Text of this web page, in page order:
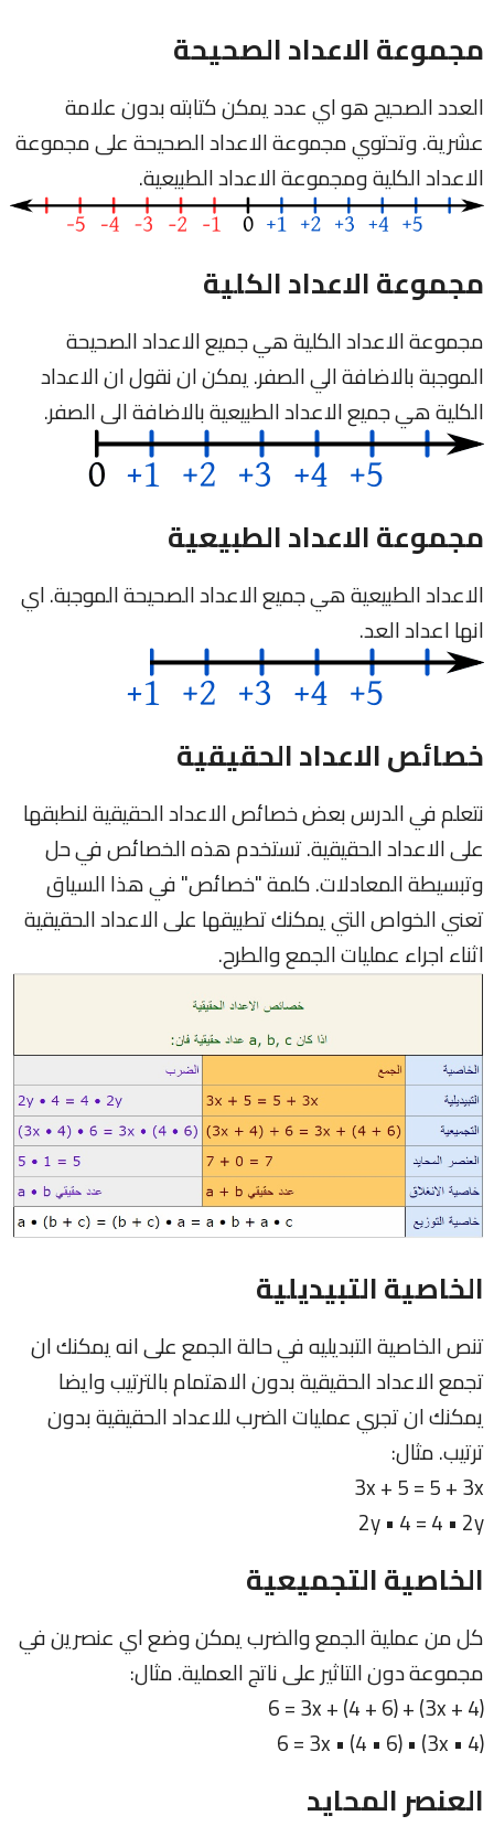
مجموعة الاعداد الصحيحة
العدد الصحيح هو اي عدد يمكن كتابته بدون علامة
عشرية. وتحتوي مجموعة الاعداد الصحيحة على مجموعة
الاعداد الكلية ومجموعة الاعداد الطبيعية.
مجموعة الاعداد الكلية
مجموعة الاعداد الكلية هي جميع الاعداد الصحيحة
الموجبة بالاضافة الي الصفر. يمكن ان نقول ان الاعداد
الكلية هي جميع الاعداد الطبيعية بالاضافة الى الصفر.
مجموعة الاعداد الطبيعية
الاعداد الطبيعية هي جميع الاعداد الصحيحة الموجبة. اي
انها اعداد العد.
خصائص الاعداد الحقيقية
نتعلم في الدرس بعض خصائص الاعداد الحقيقية لنطبقها
على الاعداد الحقيقية. تستخدم هذه الخصائص في حل
وتبسيطة المعادلات. كلمة "خصائص" في هذا السياق
تعني الخواص التي يمكنك تطبيقها على الاعداد الحقيقية
اثناء اجراء عمليات الجمع والطرح.
الخاصية التبيديلية
تنص الخاصية التبديليه في حالة الجمع على انه يمكنك ان
تجمع الاعداد الحقيقية بدون الاهتمام بالترتيب وايضا
يمكنك ان تجري عمليات الضرب للاعداد الحقيقية بدون
ترتيب. مثال:
3x + 5 = 5 + 3x
2y • 4 = 4 • 2y
الخاصية التجميعية
كل من عملية الجمع والضرب يمكن وضع اي عنصرين في
مجموعة دون التاثير على ناتج العملية. مثال:
(3x + 4) + 6 = 3x + (4 + 6)
(3x • 4) • 6 = 3x • (4 • 6)
العنصر المحايد